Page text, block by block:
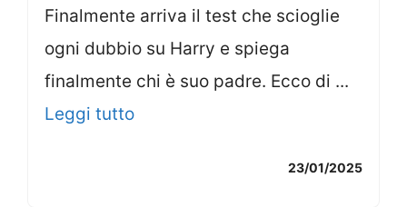
Finalmente arriva il test che scioglie
ogni dubbio su Harry e spiega
finalmente chi è suo padre. Ecco di ...
Leggi tutto
23/01/2025